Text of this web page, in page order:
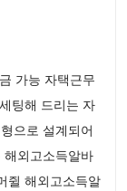
가능 자택근무
팅해 드리는 자
으로 설계되어
외고소득알바
쥘 해외고소득알